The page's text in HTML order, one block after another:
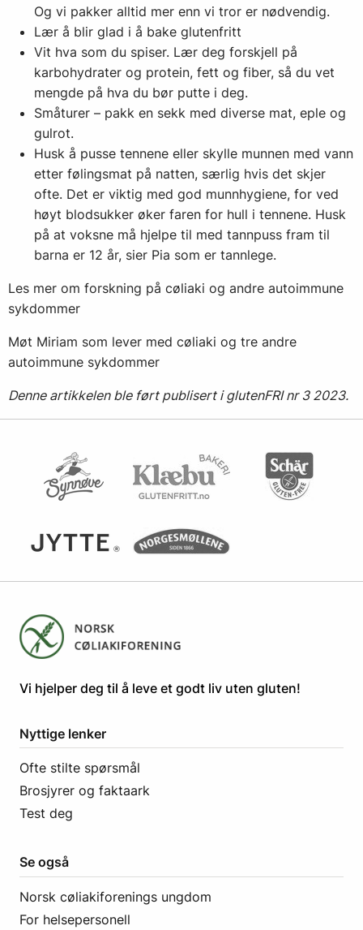
Og vi pakker alltid mer enn vi tror er nødvendig.
Lær å blir glad i å bake glutenfritt
Vit hva som du spiser. Lær deg forskjell på
karbohydrater og protein, fett og fiber, så du vet
mengde på hva du bør putte i deg.
Småturer – pakk en sekk med diverse mat, eple og
gulrot.
Husk å pusse tennene eller skylle munnen med vann
etter følingsmat på natten, særlig hvis det skjer
ofte. Det er viktig med god munnhygiene, for ved
høyt blodsukker øker faren for hull i tennene. Husk
på at voksne må hjelpe til med tannpuss fram til
barna er 12 år, sier Pia som er tannlege.
Les mer om forskning på cøliaki og andre autoimmune
sykdommer
Møt Miriam som lever med cøliaki og tre andre
autoimmune sykdommer
Denne artikkelen ble ført publisert i glutenFRI nr 3 2023.
​​​​Vi hjelper deg til å leve et godt liv uten gluten! ​
Nyttige lenker
Ofte stilte spørsmål
Brosjyrer og faktaark
Test deg
Se også
Norsk cøliakiforenings ungdom
For helsepersonell